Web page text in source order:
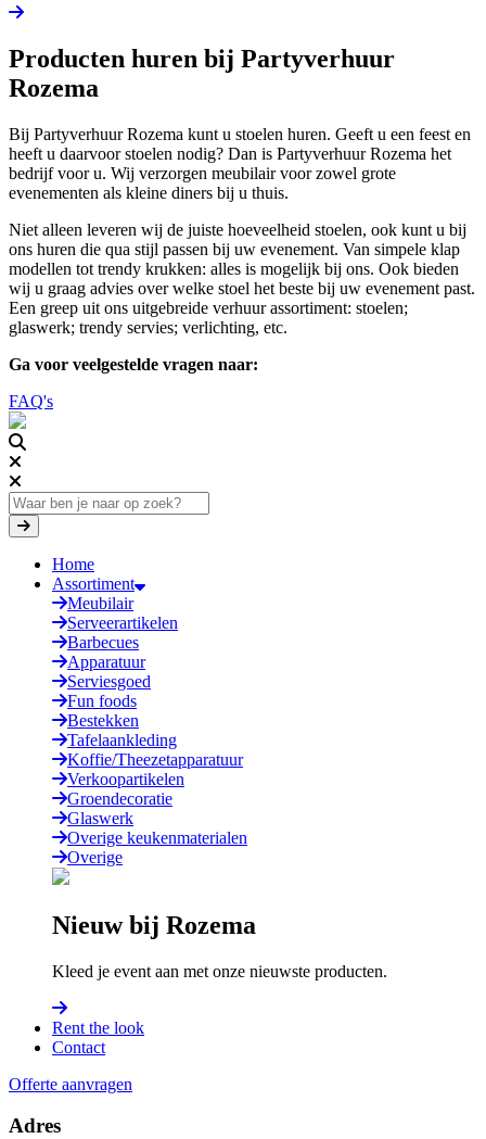
Producten huren bij Partyverhuur
Rozema
Bij Partyverhuur Rozema kunt u stoelen huren. Geeft u een feest en
heeft u daarvoor stoelen nodig? Dan is Partyverhuur Rozema het
bedrijf voor u. Wij verzorgen meubilair voor zowel grote
evenementen als kleine diners bij u thuis.
Niet alleen leveren wij de juiste hoeveelheid stoelen, ook kunt u bij
ons huren die qua stijl passen bij uw evenement. Van simpele klap
modellen tot trendy krukken: alles is mogelijk bij ons. Ook bieden
wij u graag advies over welke stoel het beste bij uw evenement past.
Een greep uit ons uitgebreide verhuur assortiment: stoelen;
glaswerk; trendy servies; verlichting, etc.
Ga voor veelgestelde vragen naar:
FAQ's
Home
Assortiment
Meubilair
Serveerartikelen
Barbecues
Apparatuur
Serviesgoed
Fun foods
Bestekken
Tafelaankleding
Koffie/Theezetapparatuur
Verkoopartikelen
Groendecoratie
Glaswerk
Overige keukenmaterialen
Overige
Nieuw bij Rozema
Kleed je event aan met onze nieuwste producten.
Rent the look
Contact
Offerte aanvragen
Adres